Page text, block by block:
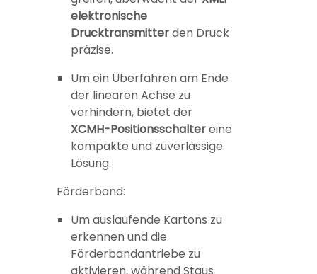
elektronische
Drucktransmitterden Druck
präzise.
Um ein Überfahren am Ende
der linearen Achse zu
verhindern, bietet der
XCMH-Positionsschaltereine
kompakte und zuverlässige
Lösung.
Förderband:
Um auslaufende Kartons zu
erkennen und die
Förderbandantriebe zu